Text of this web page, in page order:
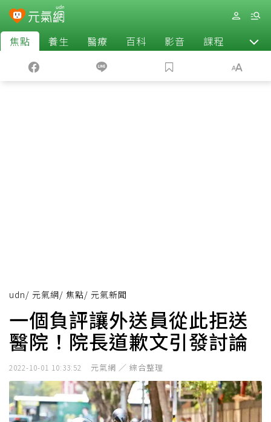
焦點 養生 醫療 百科 影音 課程 退休
udn/ 元氣網/ 焦點/ 元氣新聞
一個負評讓外送員從此拒送
醫院！院長道歉文引發討論
2022-10-01 10:33:52 元氣網 ／ 綜合整理